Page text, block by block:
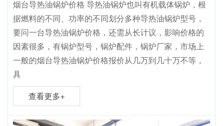
烟台导热油锅炉价格 导热油锅炉也叫有机载体锅炉，根
据燃料的不同、功率的不同划分多种导热油锅炉型号，
要问一台导热油锅炉价格，还需从长计议，影响价格的
因素很多，有锅炉型号，锅炉配件，锅炉厂家，市场上
一般的烟台导热油锅炉价格报价从几万到几十万不等，
具
查看更多+